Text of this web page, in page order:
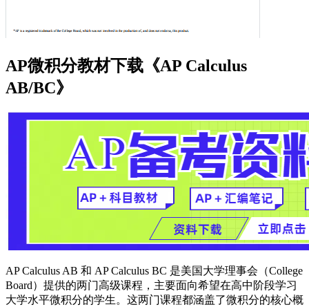
AP微积分教材下载《AP Calculus
AB/BC》
AP Calculus AB 和 AP Calculus BC 是美国大学理事会（College
Board）提供的两门高级课程，主要面向希望在高中阶段学习
大学水平微积分的学生。这两门课程都涵盖了微积分的核心概